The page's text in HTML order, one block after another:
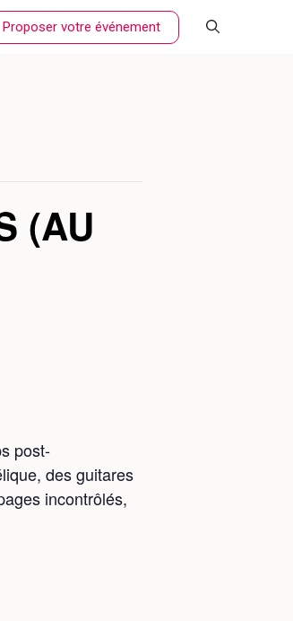
Proposer votre événement
(AU
post-
des guitares
incontrôlés,